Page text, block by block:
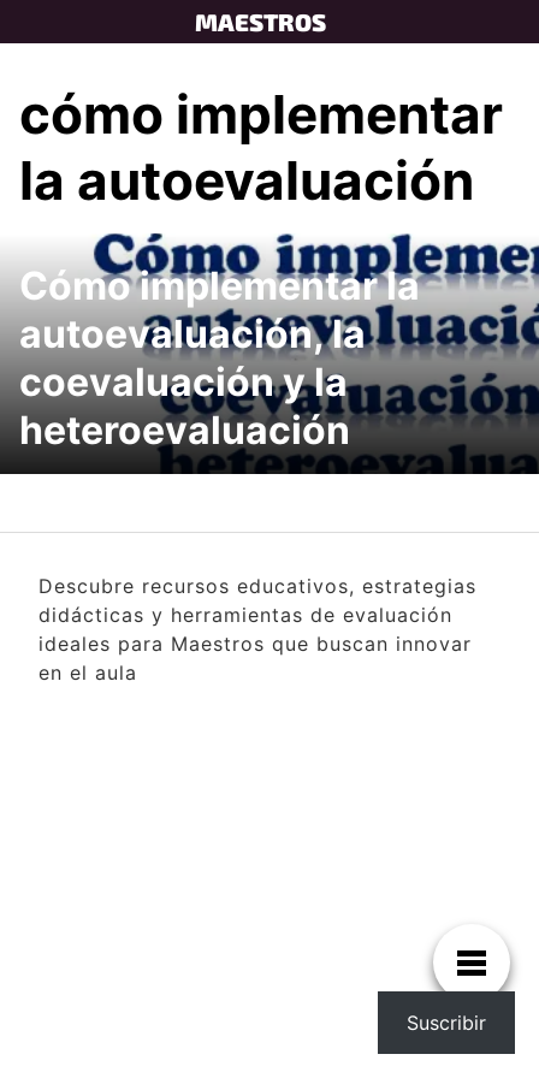
to
MAESTROS
cómo implementar
la autoevaluación
Cómo implementar la
autoevaluación, la
coevaluación y la
heteroevaluación
Descubre recursos educativos, estrategias
didácticas y herramientas de evaluación
ideales para Maestros que buscan innovar
en el aula
Suscribir